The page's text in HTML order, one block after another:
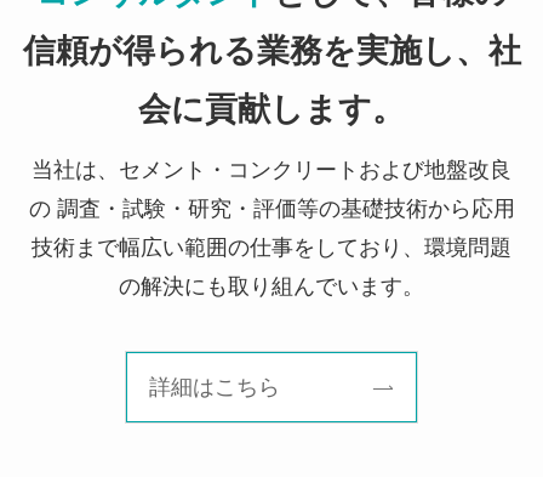
信頼が得られる業務を実施し、社
会に貢献します。
当社は、セメント・コンクリートおよび地盤改良
の 調査・試験・研究・評価等の基礎技術から応用
技術まで幅広い範囲の仕事をしており、環境問題
の解決にも取り組んでいます。
詳細はこちら